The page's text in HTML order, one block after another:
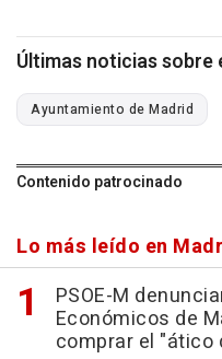
Últimas noticias sobre
Ayuntamiento de Madrid
Contenido patrocinado
Lo más leído en
PSOE-M
Económicos de
comprar el "ático